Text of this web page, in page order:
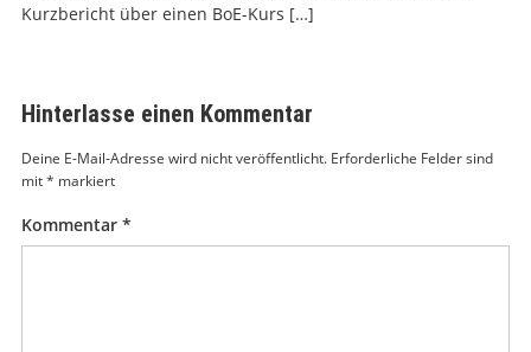
Kurzbericht über einen BoE-Kurs […]
Hinterlasse einen Kommentar
Deine E-Mail-Adresse wird nicht veröffentlicht. Erforderliche Felder sind
mit* markiert
Kommentar *